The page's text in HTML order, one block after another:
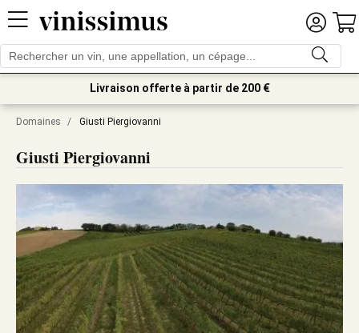
Livraison offerte à partir de 200 €
Domaines / Giusti Piergiovanni
Giusti Piergiovanni